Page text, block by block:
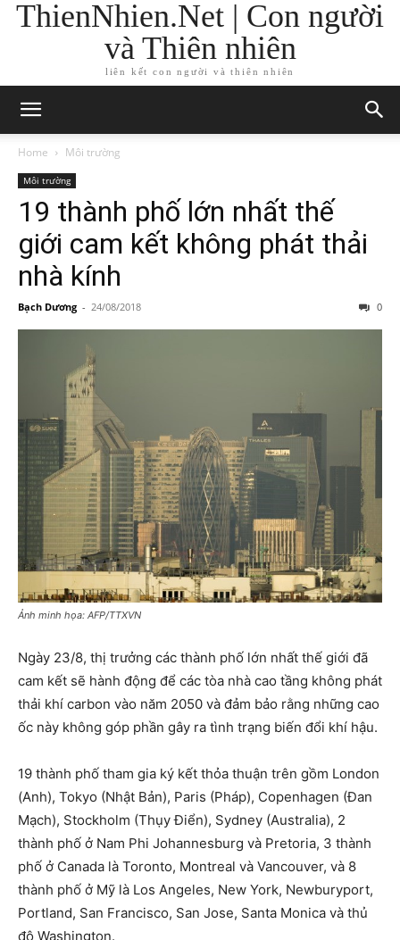
ThienNhien.Net | Con người
và Thiên nhiên
liên kết con người và thiên nhiên
Home Môi trường
Môi trường
19 thành phố lớn nhất thế
giới cam kết không phát thải
nhà kính
Bạch Dương - 24/08/2018 0
Ảnh minh họa: AFP/TTXVN
Ngày 23/8, thị trưởng các thành phố lớn nhất thế giới đã
cam kết sẽ hành động để các tòa nhà cao tầng không phát
thải khí carbon vào năm 2050 và đảm bảo rằng những cao
ốc này không góp phần gây ra tình trạng biến đổi khí hậu.
19 thành phố tham gia ký kết thỏa thuận trên gồm London
(Anh), Tokyo (Nhật Bản), Paris (Pháp), Copenhagen (Đan
Mạch), Stockholm (Thụy Điển), Sydney (Australia), 2
thành phố ở Nam Phi Johannesburg và Pretoria, 3 thành
phố ở Canada là Toronto, Montreal và Vancouver, và 8
thành phố ở Mỹ là Los Angeles, New York, Newburyport,
Portland, San Francisco, San Jose, Santa Monica và thủ
đô Washington.